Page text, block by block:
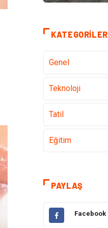
KATEGORILER
Genel
Teknoloji
Tatil
Eğitim
Tanıtıcı Reklam
Makine
PAYLAŞ
Facebook